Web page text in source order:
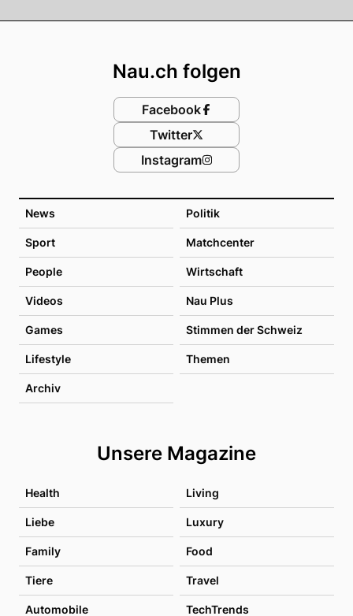
News Politik
Sport Matchcenter
People Wirtschaft
Videos Nau Plus
Games Stimmen der Schweiz
Lifestyle Themen
Archiv
Unsere Magazine
Health Living
Liebe Luxury
Family Food
Tiere Travel
Automobile TechTrends
Nau.ch folgen
Facebook
Twitter
Instagram